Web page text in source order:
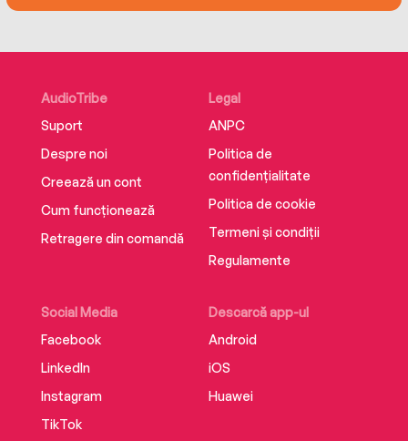
AudioTribe
Suport
Despre noi
Creează un cont
Cum funcționează
Retragere din comandă
Social Media
Facebook
LinkedIn
Instagram
TikTok
Descarcă app-ul
Android
iOS
Huawei
Legal
ANPC
Politica de
confidențialitate
Politica de cookie
Termeni și condiții
Regulamente